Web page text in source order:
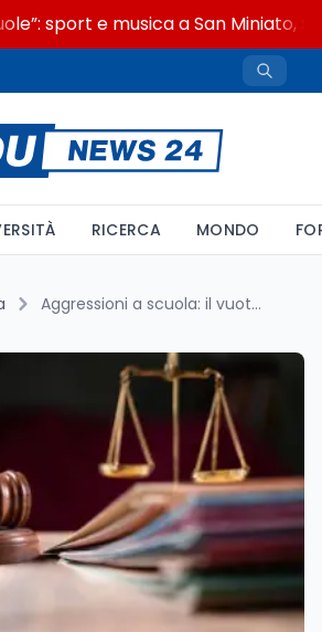
sport e musica a San Miniato,
RICERCA MONDO
Aggressioni a scuola: il vuoto statistico dietro il calo dell'81%